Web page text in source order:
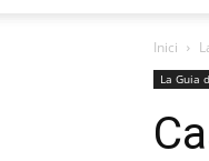
Inici
La Guia